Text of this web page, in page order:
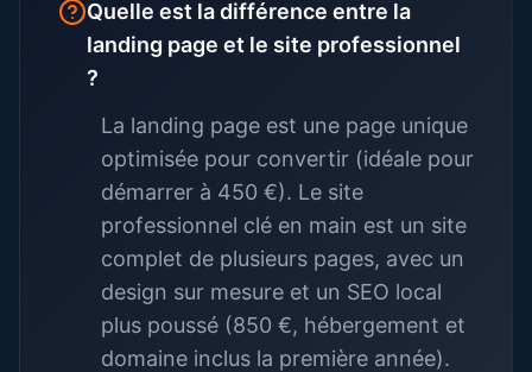
Quelle est la différence entre la
landing page et le site professionnel
?
La landing page est une page unique
optimisée pour convertir (idéale pour
démarrer à 450 €). Le site
professionnel clé en main est un site
complet de plusieurs pages, avec un
design sur mesure et un SEO local
plus poussé (850 €, hébergement et
domaine inclus la première année).